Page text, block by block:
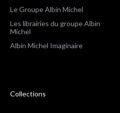
Le Groupe Albin Michel
Les librairies du groupe Albin
Michel
Albin Michel Imaginaire
Collections